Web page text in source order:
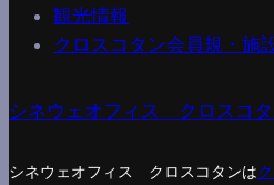
観光情報
クロスコタン会員規・施
シネウェオフィス クロスコ
シネウェオフィス クロスコタンは